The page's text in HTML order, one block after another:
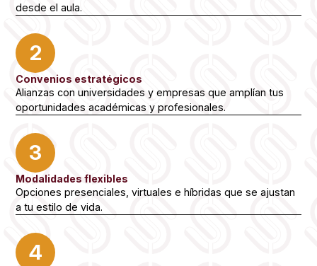
desde el aula.
2
Convenios estratégicos
Alianzas con universidades y empresas que amplían tus
oportunidades académicas y profesionales.
3
Modalidades flexibles
Opciones presenciales, virtuales e híbridas que se ajustan
a tu estilo de vida.
4